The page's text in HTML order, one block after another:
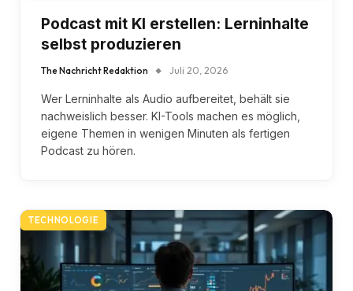
Podcast mit KI erstellen: Lerninhalte
selbst produzieren
The Nachricht Redaktion Juli 20, 2026
Wer Lerninhalte als Audio aufbereitet, behält sie
nachweislich besser. KI-Tools machen es möglich,
eigene Themen in wenigen Minuten als fertigen
Podcast zu hören.
TECHNOLOGIE